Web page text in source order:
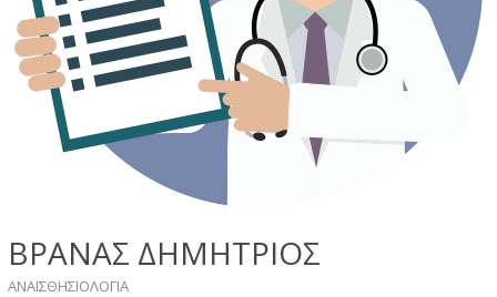
ΒΡΑΝΑΣ ΔΗΜΗΤΡΙΟΣ
ΑΝΑΙΣΘΗΣΙΟΛΟΓΙΑ